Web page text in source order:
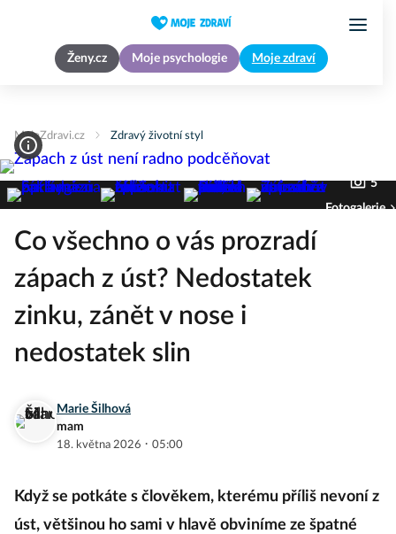
Ženy.cz Moje psychologie Moje zdraví
MojeZdravi.cz Zdravý životní styl
5
Fotogalerie
Co všechno o vás prozradí
zápach z úst? Nedostatek
zinku, zánět v nose i
nedostatek slin
Marie Šilhová
mam
18. května 2026 · 05:00
Když se potkáte s člověkem, kterému příliš nevoní z
úst, většinou ho sami v hlavě obviníme ze špatné